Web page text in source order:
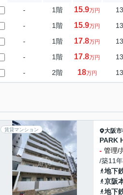
- 1階 15.9万円
- 1階 15.9万円
- 1階 17.8万円
- 1階 17.8万円
- 2階 18万円
賃貸マンション 大阪
PARK
- 管理/
/築11
地下
京阪
地下